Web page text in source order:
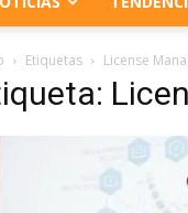
Etiquetas License